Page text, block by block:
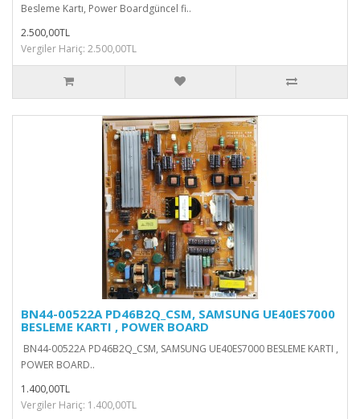
Besleme Kartı, Power Boardgüncel fi..
2.500,00TL
Vergiler Hariç: 2.500,00TL
BN44-00522A PD46B2Q_CSM, SAMSUNG UE40ES7000
BESLEME KARTI , POWER BOARD
BN44-00522A PD46B2Q_CSM, SAMSUNG UE40ES7000 BESLEME KARTI ,
POWER BOARD..
1.400,00TL
Vergiler Hariç: 1.400,00TL